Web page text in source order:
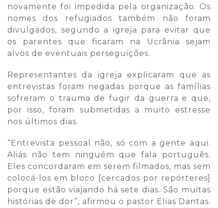
novamente foi impedida pela organização. Os
nomes dos refugiados também não foram
divulgados, segundo a igreja para evitar que
os parentes que ficaram na Ucrânia sejam
alvos de eventuais perseguições.
Representantes da igreja explicaram que as
entrevistas foram negadas porque as famílias
sofreram o trauma de fugir da guerra e que,
por isso, foram submetidas a muito estresse
nos últimos dias.
“Entrevista pessoal não, só com a gente aqui.
Aliás não tem ninguém que fala português.
Eles concordaram em serem filmados, mas sem
colocá-los em bloco [cercados por repórteres]
porque estão viajando há sete dias. São muitas
histórias de dor”, afirmou o pastor Elias Dantas.